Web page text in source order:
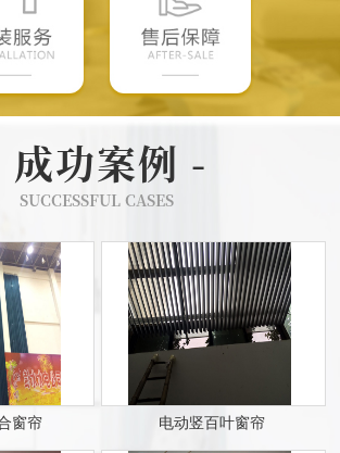
成功案例 -
SUCCESSFUL CASES
窗帘 电动竖百叶窗帘